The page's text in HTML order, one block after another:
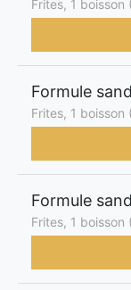
Frites, 1 boisson
Formule
Frites, 1 boisson
Formule
Frites, 1 boisson